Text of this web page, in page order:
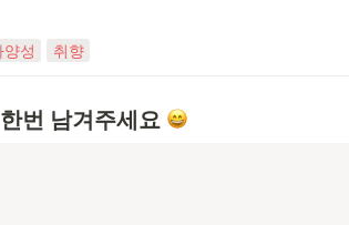
양성 취향
번 남겨주세요